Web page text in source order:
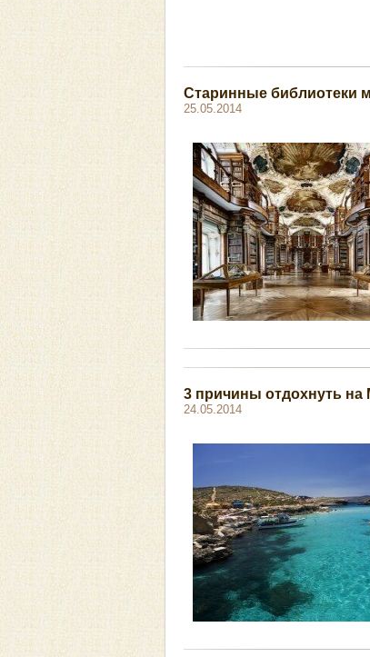
Старинные библиотеки
25.05.2014
3 причины отдохнуть на
24.05.2014